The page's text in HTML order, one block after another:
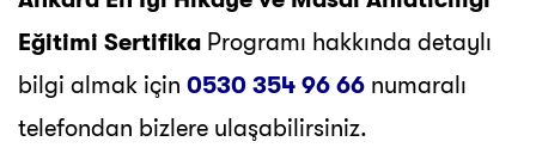
Eğitimi Sertifika Programı hakkında detaylı
bilgi almak için 0530 354 96 66 numaralı
telefondan bizlere ulaşabilirsiniz.